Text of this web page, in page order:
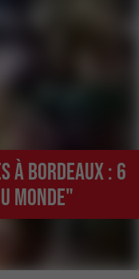
à Bordeaux : 6
monde"